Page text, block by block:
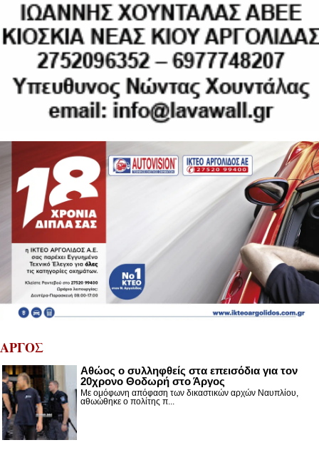
ΑΡΓΟΣ
Αθώος ο συλληφθείς στα επεισόδια για τον
20χρονο Θοδωρή στο Άργος
Με ομόφωνη απόφαση των δικαστικών αρχών Ναυπλίου,
αθωώθηκε ο πολίτης π...